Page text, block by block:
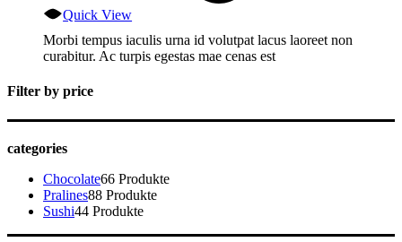
Quick View
Morbi tempus iaculis urna id volutpat lacus laoreet non
curabitur. Ac turpis egestas mae cenas est
Filter by price
categories
Chocolate66 Produkte
Pralines88 Produkte
Sushi44 Produkte